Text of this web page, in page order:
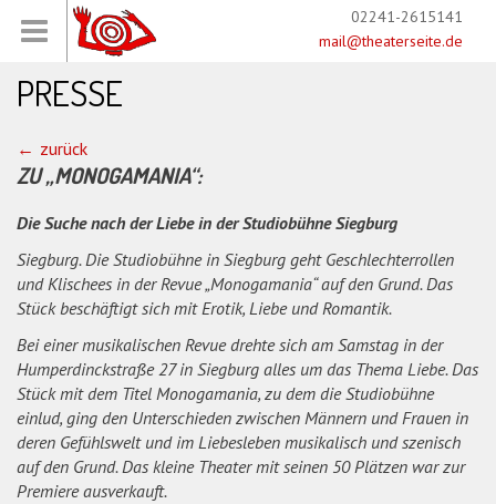
02241-2615141
mail@theaterseite.de
PRESSE
zurück
ZU „MONOGAMANIA“:
Die Suche nach der Liebe in der Studiobühne Siegburg
Siegburg. Die Studiobühne in Siegburg geht Geschlechterrollen
und Klischees in der Revue „Monogamania“ auf den Grund. Das
Stück beschäftigt sich mit Erotik, Liebe und Romantik.
Bei einer musikalischen Revue drehte sich am Samstag in der
Humperdinckstraße 27 in Siegburg alles um das Thema Liebe. Das
Stück mit dem Titel Monogamania, zu dem die Studiobühne
einlud, ging den Unterschieden zwischen Männern und Frauen in
deren Gefühlswelt und im Liebesleben musikalisch und szenisch
auf den Grund. Das kleine Theater mit seinen 50 Plätzen war zur
Premiere ausverkauft.